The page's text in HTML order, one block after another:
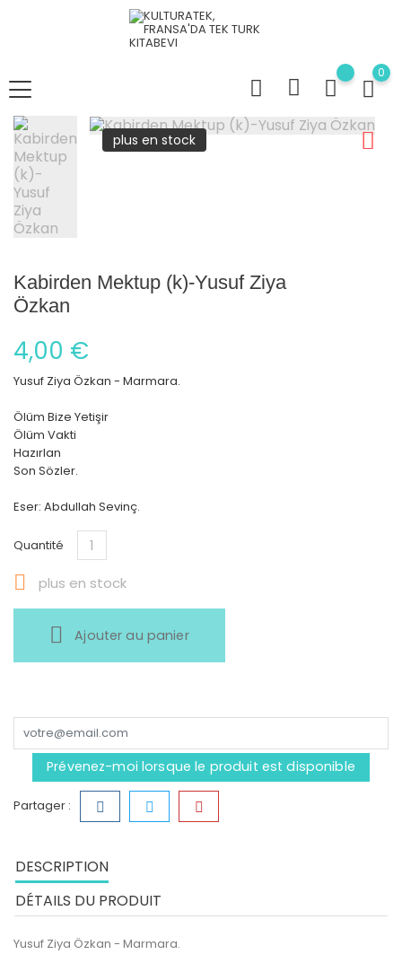
0
plus en stock
Kabirden Mektup (k)-Yusuf Ziya
Özkan
4,00 €
Yusuf Ziya Özkan - Marmara.
Ölüm Bize Yetişir
Ölüm Vakti
Hazırlan
Son Sözler.
Eser: Abdullah Sevinç.
Quantité
 plus en stock
Ajouter au panier
Prévenez-moi lorsque le produit est disponible
Partager :
DESCRIPTION
DÉTAILS DU PRODUIT
Yusuf Ziya Özkan - Marmara.